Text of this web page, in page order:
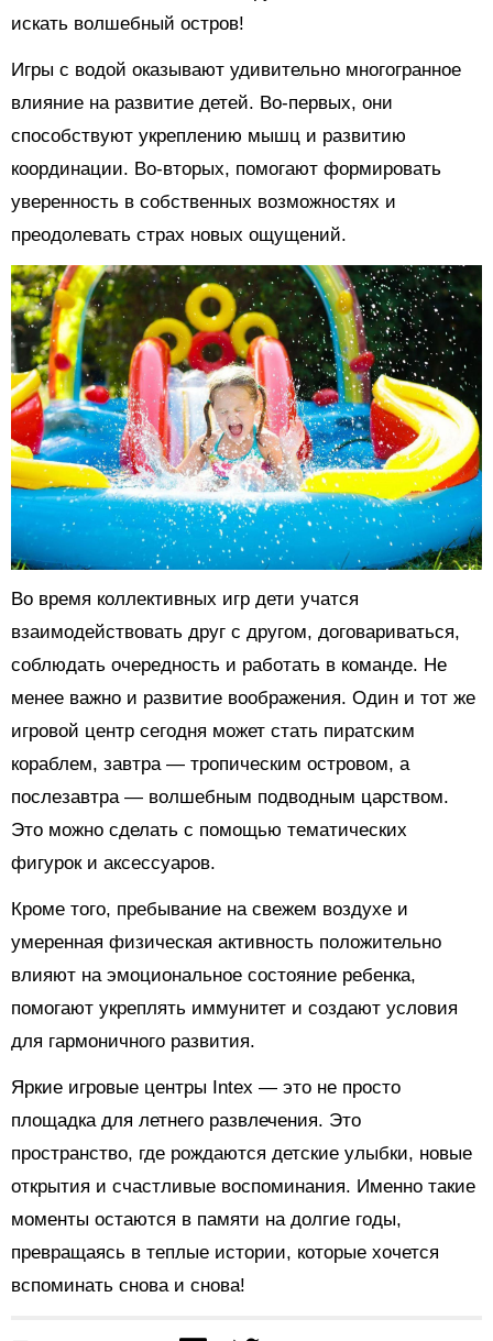
искать волшебный остров!
Игры с водой оказывают удивительно многогранное
влияние на развитие детей. Во-первых, они
способствуют укреплению мышц и развитию
координации. Во-вторых, помогают формировать
уверенность в собственных возможностях и
преодолевать страх новых ощущений.
Во время коллективных игр дети учатся
взаимодействовать друг с другом, договариваться,
соблюдать очередность и работать в команде. Не
менее важно и развитие воображения. Один и тот же
игровой центр сегодня может стать пиратским
кораблем, завтра — тропическим островом, а
послезавтра — волшебным подводным царством.
Это можно сделать с помощью тематических
фигурок и аксессуаров.
Кроме того, пребывание на свежем воздухе и
умеренная физическая активность положительно
влияют на эмоциональное состояние ребенка,
помогают укреплять иммунитет и создают условия
для гармоничного развития.
Яркие игровые центры Intex — это не просто
площадка для летнего развлечения. Это
пространство, где рождаются детские улыбки, новые
открытия и счастливые воспоминания. Именно такие
моменты остаются в памяти на долгие годы,
превращаясь в теплые истории, которые хочется
вспоминать снова и снова!